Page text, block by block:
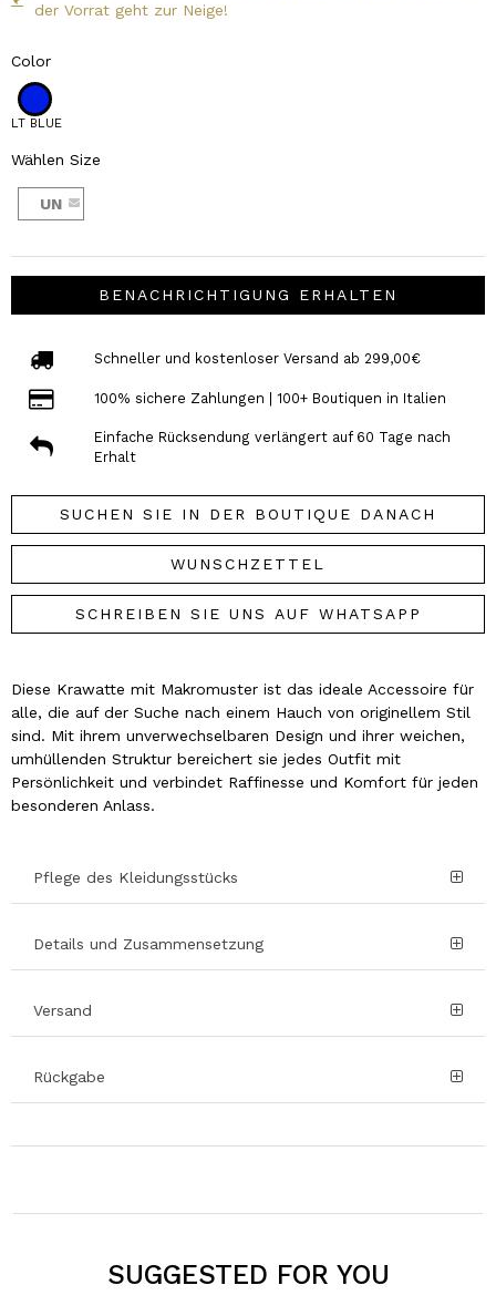
der Vorrat geht zur Neige!
Color
LT BLUE
Wählen Size
UN
BENACHRICHTIGUNG ERHALTEN
Schneller und kostenloser Versand ab 299,00€
100% sichere Zahlungen | 100+ Boutiquen in Italien
Einfache Rücksendung verlängert auf 60 Tage nach
Erhalt
SUCHEN SIE IN DER BOUTIQUE DANACH
WUNSCHZETTEL
SCHREIBEN SIE UNS AUF WHATSAPP
Diese Krawatte mit Makromuster ist das ideale Accessoire für
alle, die auf der Suche nach einem Hauch von originellem Stil
sind. Mit ihrem unverwechselbaren Design und ihrer weichen,
umhüllenden Struktur bereichert sie jedes Outfit mit
Persönlichkeit und verbindet Raffinesse und Komfort für jeden
besonderen Anlass.
Pflege des Kleidungsstücks
Details und Zusammensetzung
Versand
Rückgabe
SUGGESTED FOR YOU